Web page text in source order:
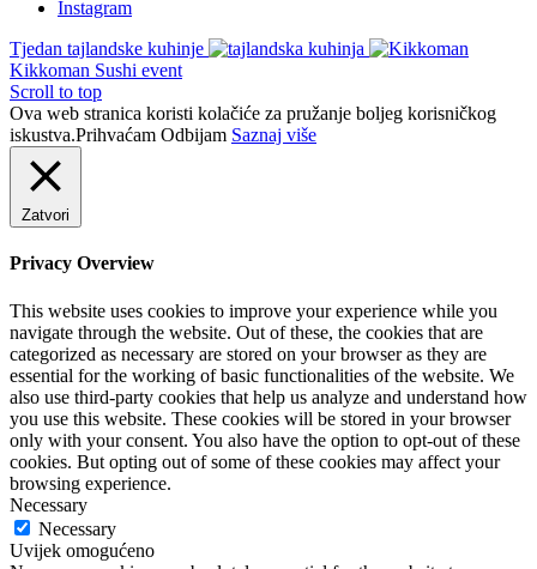
Instagram
Tjedan tajlandske kuhinje
Kikkoman Sushi event
Scroll to top
Ova web stranica koristi kolačiće za pružanje boljeg korisničkog
iskustva.Prihvaćam Odbijam Saznaj više
Zatvori
Privacy Overview
This website uses cookies to improve your experience while you
navigate through the website. Out of these, the cookies that are
categorized as necessary are stored on your browser as they are
essential for the working of basic functionalities of the website. We
also use third-party cookies that help us analyze and understand how
you use this website. These cookies will be stored in your browser
only with your consent. You also have the option to opt-out of these
cookies. But opting out of some of these cookies may affect your
browsing experience.
Necessary
Necessary
Uvijek omogućeno